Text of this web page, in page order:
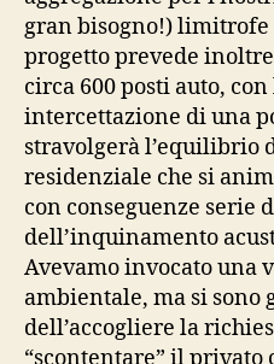
gran bisogno!) limitrofe
progetto prevede
circa 600 posti auto,
intercettazione di una
stravolgerà l’equilibrio
residenziale che si
con conseguenze serie
dell’inquinamento
Avevamo invocato una
ambientale, ma si sono
dell’accogliere la
“scontentare” il privato